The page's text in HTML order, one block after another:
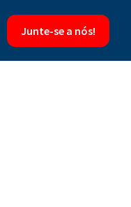
Junte-se a nós!